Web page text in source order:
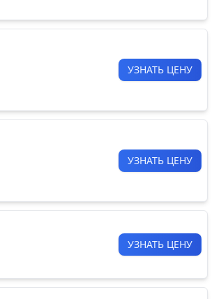
УЗНАТЬ ЦЕНУ
УЗНАТЬ ЦЕНУ
УЗНАТЬ ЦЕНУ